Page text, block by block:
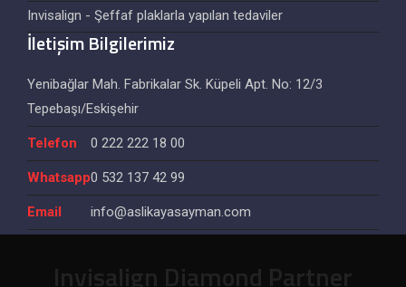
Invisalign - Şeffaf plaklarla yapılan tedaviler
İletişim Bilgilerimiz
Yenibağlar Mah. Fabrikalar Sk. Küpeli Apt. No: 12/3
Tepebaşı/Eskişehir
Telefon 0 222 222 18 00
Whatsapp0 532 137 42 99
Email info@aslikayasayman.com
Invisalign Diamond Partner